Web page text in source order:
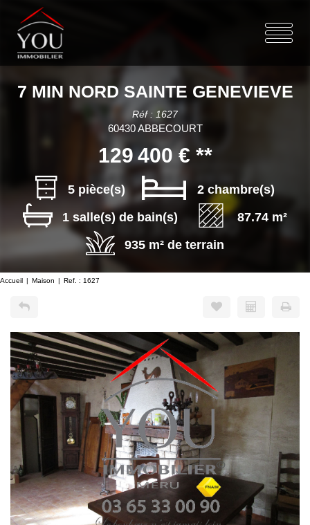
7 MIN NORD SAINTE GENEVIEVE
Réf : 1627
60430 ABBECOURT
129 400 € **
5 pièce(s)
2 chambre(s)
1 salle(s) de bain(s)
87.74 m²
935 m² de terrain
Accueil Maison Ref. : 1627